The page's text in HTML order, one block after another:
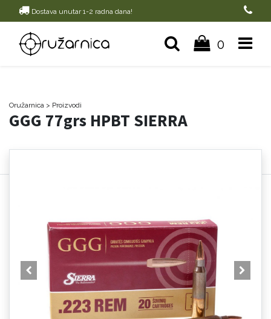
Dostava unutar 1-2 radna dana!
0
Oružarnica > Proizvodi
GGG 77grs HPBT SIERRA